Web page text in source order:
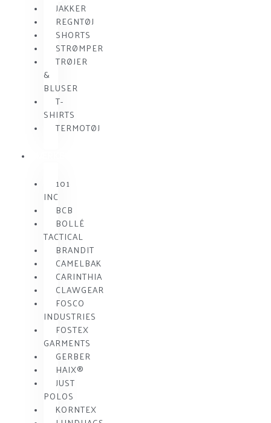
JAKKER
REGNTØJ
SHORTS
STRØMPER
TRØJER
&
BLUSER
T-
SHIRTS
TERMOTØJ
101
INC
BCB
BOLLÉ
TACTICAL
BRANDIT
CAMELBAK
CARINTHIA
CLAWGEAR
FOSCO
INDUSTRIES
FOSTEX
GARMENTS
GERBER
HAIX®
JUST
POLOS
KORNTEX